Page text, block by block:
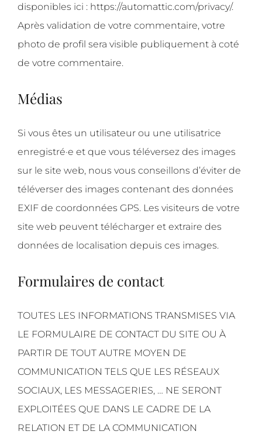
disponibles ici : https://automattic.com/privacy/.
Après validation de votre commentaire, votre
photo de profil sera visible publiquement à coté
de votre commentaire.
Médias
Si vous êtes un utilisateur ou une utilisatrice
enregistré·e et que vous téléversez des images
sur le site web, nous vous conseillons d’éviter de
téléverser des images contenant des données
EXIF de coordonnées GPS. Les visiteurs de votre
site web peuvent télécharger et extraire des
données de localisation depuis ces images.
Formulaires de contact
TOUTES LES INFORMATIONS TRANSMISES VIA
LE FORMULAIRE DE CONTACT DU SITE OU À
PARTIR DE TOUT AUTRE MOYEN DE
COMMUNICATION TELS QUE LES RÉSEAUX
SOCIAUX, LES MESSAGERIES, … NE SERONT
EXPLOITÉES QUE DANS LE CADRE DE LA
RELATION ET DE LA COMMUNICATION